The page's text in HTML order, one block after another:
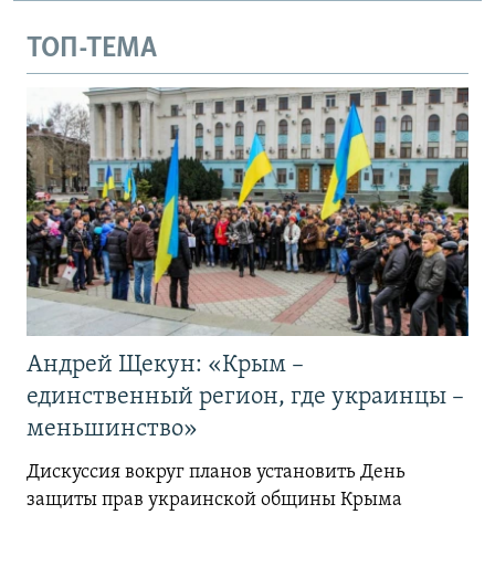
ТОП-ТЕМА
Андрей Щекун: «Крым –
единственный регион, где украинцы –
меньшинство»
Дискуссия вокруг планов установить День
защиты прав украинской общины Крыма